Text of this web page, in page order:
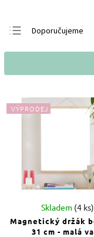
Doporučujeme
Nejlevnější
Abecedně
VÝPRODEJ
Magnetický držák
31 cm - malá
Skladem (4 ks)